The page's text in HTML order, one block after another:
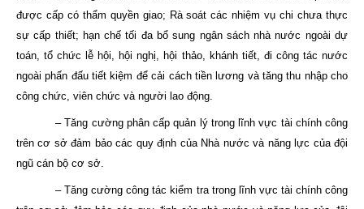
được cấp có thẩm quyền giao; Rà soát các nhiệm vụ chi chưa thực
sự cấp thiết; hạn chế tối đa bổ sung ngân sách nhà nước ngoài dự
toán, tổ chức lễ hội, hội nghị, hội thảo, khánh tiết, đi công tác nước
ngoài phấn đấu tiết kiệm để cải cách tiền lương và tăng thu nhập cho
công chức, viên chức và người lao động.
– Tăng cường phân cấp quản lý trong lĩnh vực tài chính công
trên cơ sở đảm bảo các quy định của Nhà nước và năng lực của đội
ngũ cán bộ cơ sở.
– Tăng cường công tác kiểm tra trong lĩnh vực tài chính công